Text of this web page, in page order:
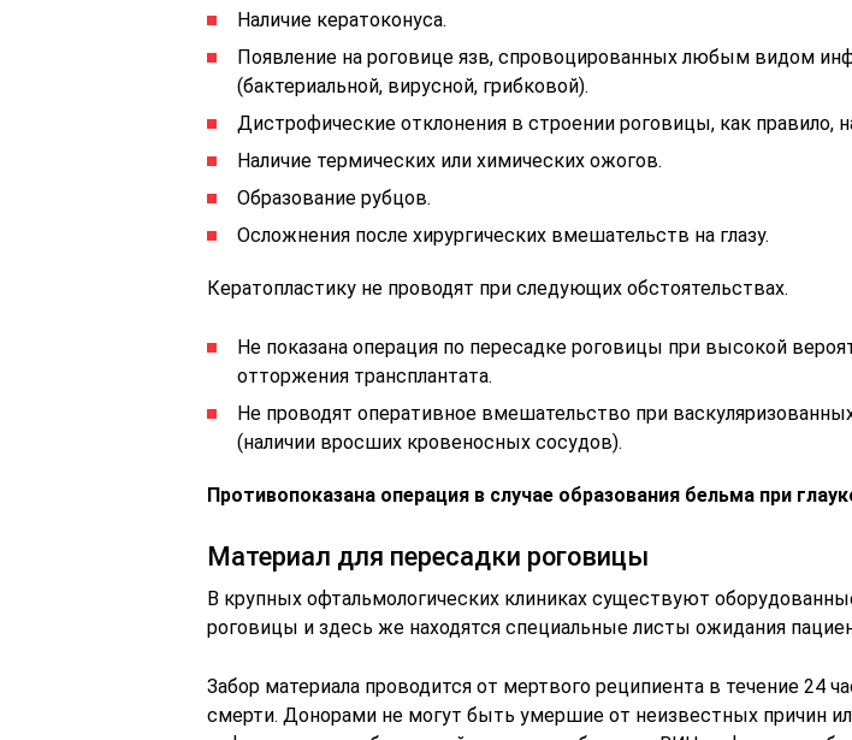
Наличие кератоконуса.
Появление на роговице язв, спровоцированных любым видом
(бактериальной, вирусной, грибковой).
Дистрофические отклонения в строении роговицы, как правило,
Наличие термических или химических ожогов.
Образование рубцов.
Осложнения после хирургических вмешательств на глазу.
Кератопластику не проводят при следующих обстоятельствах.
Не показана операция по пересадке роговицы при высокой
отторжения трансплантата.
Не проводят оперативное вмешательство при
(наличии вросших кровеносных сосудов).
Противопоказана операция в случае образования бельма при
Материал для пересадки роговицы
В крупных офтальмологических клиниках существуют
роговицы и здесь же находятся специальные листы ожидания
Забор материала проводится от мертвого реципиента в течение 24
смерти. Донорами не могут быть умершие от неизвестных причин